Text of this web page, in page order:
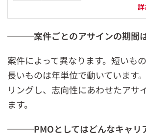
───案件ごとのアサインの期間
案件によって異なります。短いもの
長いものは年単位で動いています
リングし、志向性にあわせたアサ
ます。
───PMOとしてはどんなキャリ